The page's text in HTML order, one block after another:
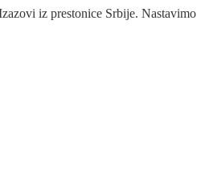
iz prestonice Srbije. Nastavimo